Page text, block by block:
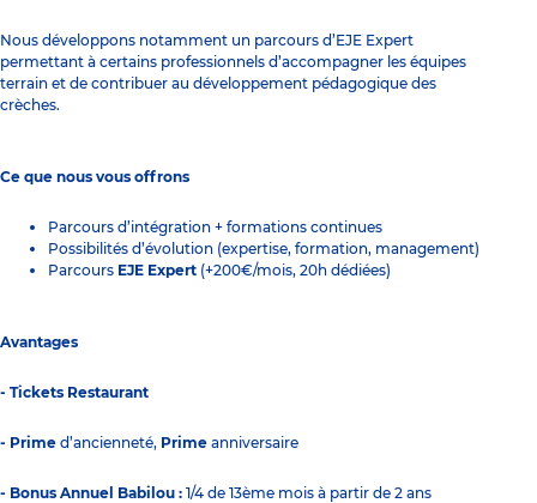
Nous développons notamment un parcours d’EJE Expert
permettant à certains professionnels d’accompagner les équipes
terrain et de contribuer au développement pédagogique des
crèches.
Ce que nous vous offrons
Parcours d’intégration + formations continues
Possibilités d’évolution (expertise, formation, management)
Parcours EJE Expert (+200€/mois, 20h dédiées)
Avantages
- Tickets Restaurant
- Prime d’ancienneté, Prime anniversaire
- Bonus Annuel Babilou : 1/4 de 13ème mois à partir de 2 ans